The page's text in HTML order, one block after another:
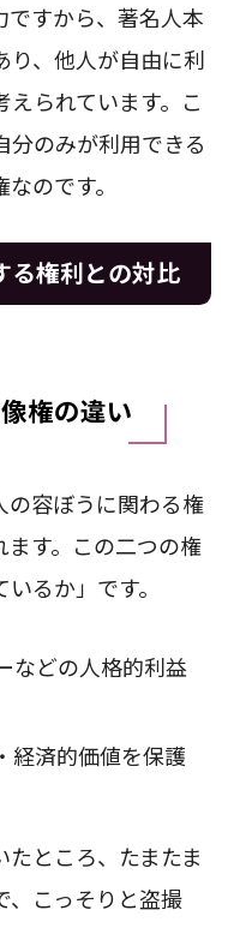
ですから、著名人本
り、他人が自由に利
られています。こ
分のみが利用できる
のです。
る権利との対比
権の違い
の容ぼうに関わる権
す。この二つの権
るか」です。
などの人格的利益
経済的価値を保護
ところ、たまたま
、こっそりと盗撮